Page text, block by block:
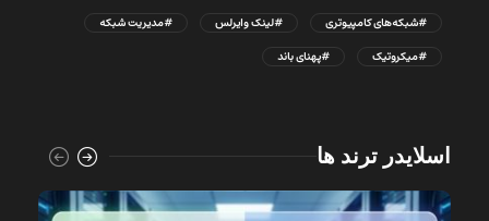
#شبکه‌های کامپیوتری
#لینک وایرلس
#مدیریت شبکه
#میکروتیک
#پهنای باند
اسلایدر ترند ها